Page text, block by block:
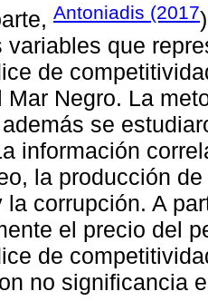
Antoniadis (2017
variables que
de
Mar Negro. La
se
información
la producción
la corrupción. A
el precio del
de
no significancia